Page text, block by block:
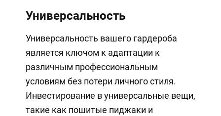
Универсальность
Универсальность вашего гардероба
является ключом к адаптации к
различным профессиональным
условиям без потери личного стиля.
Инвестирование в универсальные вещи,
такие как пошитые пиджаки и